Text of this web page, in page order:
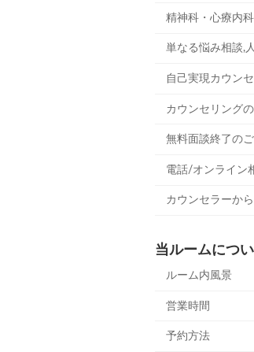
精神科・心療内
単なる悩み相談,
自己実現カウン
カウンセリング
無料面談終了の
電話/オンライン
カウンセラーか
当ルームにつ
ルーム内風景
営業時間
予約方法